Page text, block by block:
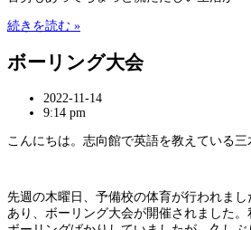
続きを読む »
ボーリング大会
2022-11-14
9:14 pm
こんにちは。志向館で英語を教えている三
先週の木曜日、予備校の体育が行われま
あり、ボーリング大会が開催されました